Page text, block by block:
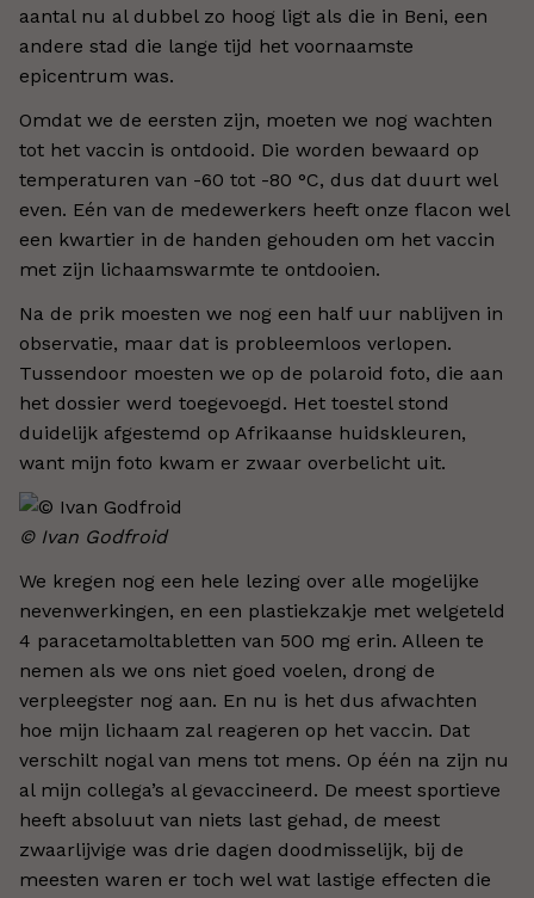
aantal nu al dubbel zo hoog ligt als die in Beni, een
andere stad die lange tijd het voornaamste
epicentrum was.
Omdat we de eersten zijn, moeten we nog wachten
tot het vaccin is ontdooid. Die worden bewaard op
temperaturen van -60 tot -80 °C, dus dat duurt wel
even. Eén van de medewerkers heeft onze flacon wel
een kwartier in de handen gehouden om het vaccin
met zijn lichaamswarmte te ontdooien.
Na de prik moesten we nog een half uur nablijven in
observatie, maar dat is probleemloos verlopen.
Tussendoor moesten we op de polaroid foto, die aan
het dossier werd toegevoegd. Het toestel stond
duidelijk afgestemd op Afrikaanse huidskleuren,
want mijn foto kwam er zwaar overbelicht uit.
© Ivan Godfroid
We kregen nog een hele lezing over alle mogelijke
nevenwerkingen, en een plastiekzakje met welgeteld
4 paracetamoltabletten van 500 mg erin. Alleen te
nemen als we ons niet goed voelen, drong de
verpleegster nog aan. En nu is het dus afwachten
hoe mijn lichaam zal reageren op het vaccin. Dat
verschilt nogal van mens tot mens. Op één na zijn nu
al mijn collega’s al gevaccineerd. De meest sportieve
heeft absoluut van niets last gehad, de meest
zwaarlijvige was drie dagen doodmisselijk, bij de
meesten waren er toch wel wat lastige effecten die